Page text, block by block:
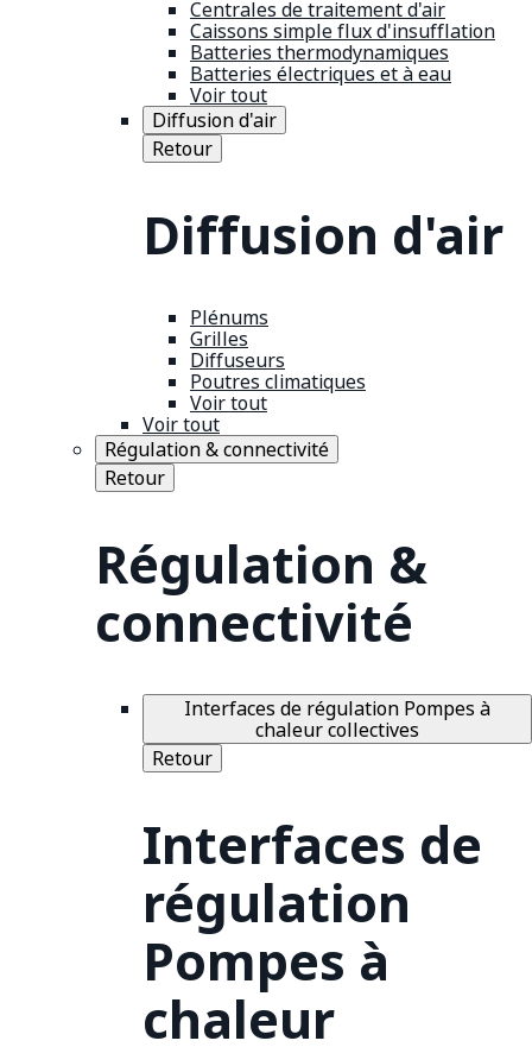
Centrales de traitement d'air
Caissons simple flux d'insufflation
Batteries thermodynamiques
Batteries électriques et à eau
Voir tout
Diffusion d'air
Retour
Diffusion d'air
Plénums
Grilles
Diffuseurs
Poutres climatiques
Voir tout
Voir tout
Régulation & connectivité
Retour
Régulation &
connectivité
Interfaces de régulation Pompes à
chaleur collectives
Retour
Interfaces de
régulation
Pompes à
chaleur